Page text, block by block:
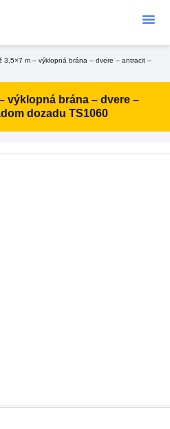
3,5×7 m – výklopná brána – dvere – antracit –
výklopná brána – dvere –
dozadu TS1060